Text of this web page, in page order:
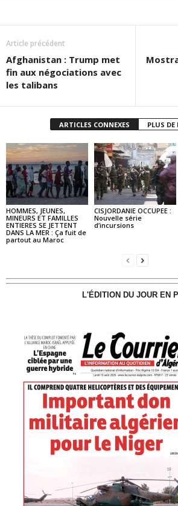
Article précédent
Afghanistan : Trump met
fin aux négociations avec
les talibans
ARTICLES CONNEXES PLUS
HOMMES, JEUNES,
MINEURS ET FAMILLES
ENTIERES SE JETTENT
DANS LA MER : Ça fuit de
partout au Maroc
CISJORDANIE OCCUPEE :
Nouvelle série
d’incursions
L'ÉDITION DU JOUR EN